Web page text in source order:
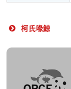
柯氏喙鯨